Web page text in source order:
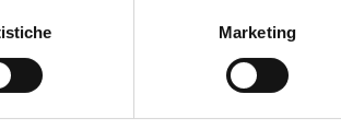
Marketing